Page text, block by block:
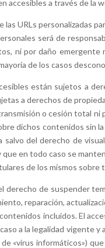
accesibles a través de la
las URLs personalizadas
será de
ni por daño emergente
de los casos
están sujetos a
a derechos de
o cesión total ni
dichos contenidos sin
salvo del derecho de
que en todo caso se
de los mismos
derecho de suspender
reparación,
contenidos incluidos. El
a la legalidad vigente y
«virus informáticos»)